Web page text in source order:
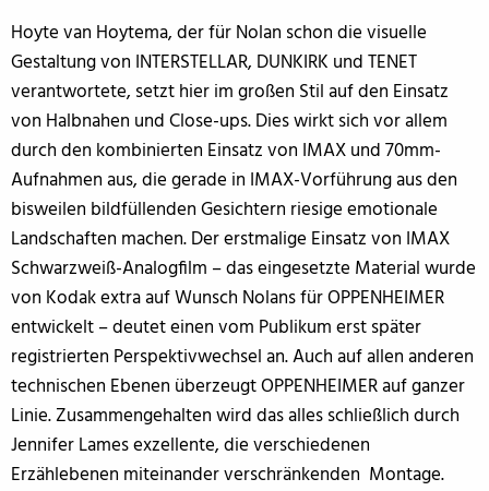
Hoyte van Hoytema, der für Nolan schon die visuelle
Gestaltung von INTERSTELLAR, DUNKIRK und TENET
verantwortete, setzt hier im großen Stil auf den Einsatz
von Halbnahen und Close-ups. Dies wirkt sich vor allem
durch den kombinierten Einsatz von IMAX und 70mm-
Aufnahmen aus, die gerade in IMAX-Vorführung aus den
bisweilen bildfüllenden Gesichtern riesige emotionale
Landschaften machen. Der erstmalige Einsatz von IMAX
Schwarzweiß-Analogfilm – das eingesetzte Material wurde
von Kodak extra auf Wunsch Nolans für OPPENHEIMER
entwickelt – deutet einen vom Publikum erst später
registrierten Perspektivwechsel an. Auch auf allen anderen
technischen Ebenen überzeugt OPPENHEIMER auf ganzer
Linie. Zusammengehalten wird das alles schließlich durch
Jennifer Lames exzellente, die verschiedenen
Erzählebenen miteinander verschränkenden Montage.